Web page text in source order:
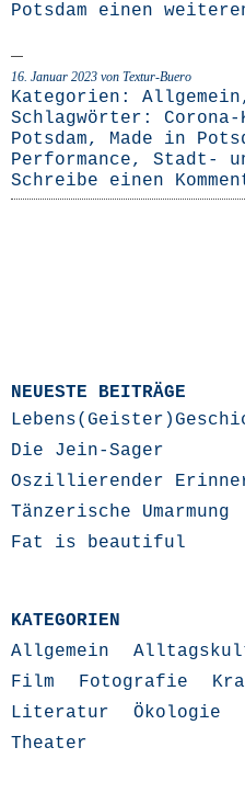
Pots­dam einen
16. Januar 2023 von Textur-Buero
Kategorien: Allgemein
Schlagwörter:
Potsdam, Made in
Performance, Stadt-
Schreibe einen
NEUESTE BEITRÄGE
Die Jein-Sager
Oszillierender
Tänzerische Umarmung
Fat is beautiful
KATEGORIEN
Allgemein
Film
Fotografie
Literatur
Ökologie
Theater